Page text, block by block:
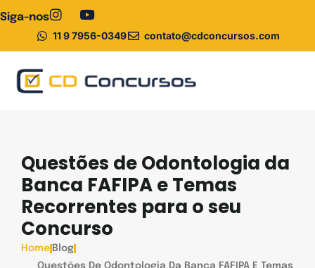
Siga-nos
11 9 7956-0349
contato@cdconcursos.com
Questões de Odontologia da
Banca FAFIPA e Temas
Recorrentes para o seu
Concurso
Home Blog
Questões De Odontologia Da Banca FAFIPA E Temas